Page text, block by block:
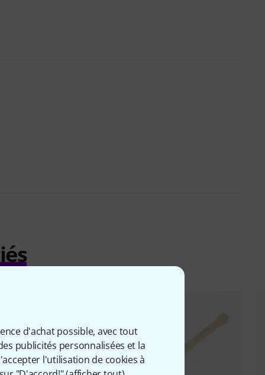
d'achat possible, avec tout
publicités personnalisées et la
l'utilisation de cookies à